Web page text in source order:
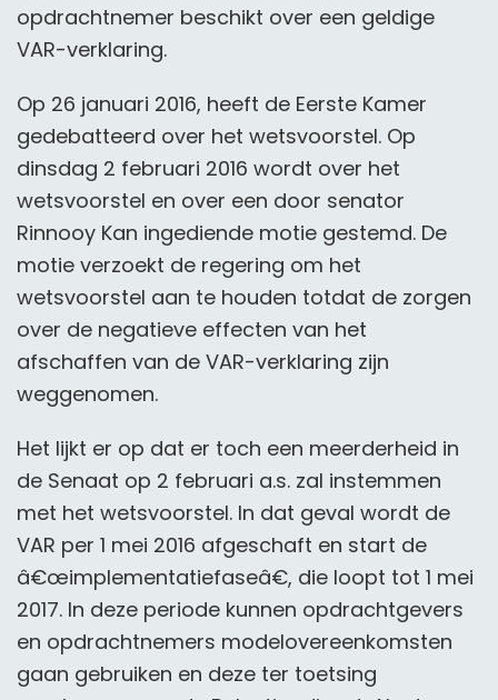
opdrachtnemer beschikt over een geldige
VAR-verklaring.
Op 26 januari 2016, heeft de Eerste Kamer
gedebatteerd over het wetsvoorstel. Op
dinsdag 2 februari 2016 wordt over het
wetsvoorstel en over een door senator
Rinnooy Kan ingediende motie gestemd. De
motie verzoekt de regering om het
wetsvoorstel aan te houden totdat de zorgen
over de negatieve effecten van het
afschaffen van de VAR-verklaring zijn
weggenomen.
Het lijkt er op dat er toch een meerderheid in
de Senaat op 2 februari a.s. zal instemmen
met het wetsvoorstel. In dat geval wordt de
VAR per 1 mei 2016 afgeschaft en start de
â€œimplementatiefaseâ€, die loopt tot 1 mei
2017. In deze periode kunnen opdrachtgevers
en opdrachtnemers modelovereenkomsten
gaan gebruiken en deze ter toetsing